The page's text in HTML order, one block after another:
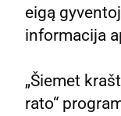
eigą
informacija
„Šiemet
rato“